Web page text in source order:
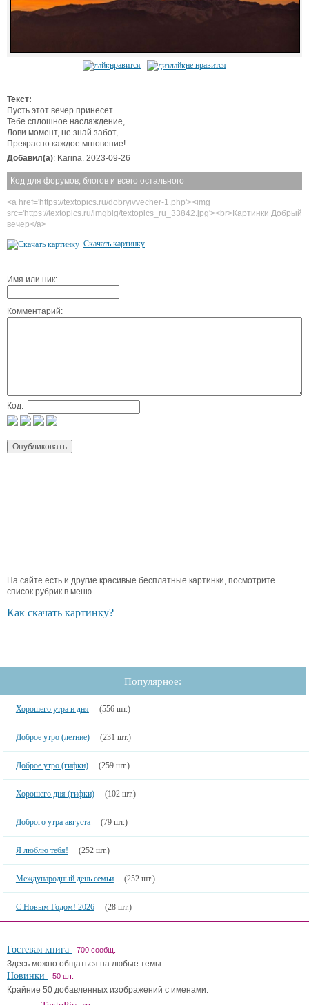
нравится не нравится
Текст:
Пусть этот вечер принесет
Тебе сплошное наслаждение,
Лови момент, не знай забот,
Прекрасно каждое мгновение!
Добавил(а): Karina. 2023-09-26
Код для форумов, блогов и всего остального
<a href='https://textopics.ru/dobryivvecher-1.php'><img
src='https://textopics.ru/imgbig/textopics_ru_33842.jpg'><br>Картинки Добрый
вечер</a>
Скачать картинку
Имя или ник:
Комментарий:
Код:
На сайте есть и другие красивые бесплатные картинки, посмотрите
список рубрик в меню.
Как скачать картинку?
Популярное:
Хорошего утра и дня (556 шт.)
Доброе утро (летние) (231 шт.)
Доброе утро (гифки) (259 шт.)
Хорошего дня (гифки) (102 шт.)
Доброго утра августа (79 шт.)
Я люблю тебя! (252 шт.)
Международный день семьи (252 шт.)
С Новым Годом! 2026 (28 шт.)
Гостевая книга 700 сообщ.
Здесь можно общаться на любые темы.
Новинки 50 шт.
Крайние 50 добавленных изображений с именами.